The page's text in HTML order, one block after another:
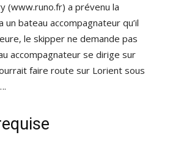
(www.runo.fr) a prévenu la
bateau accompagnateur qu’il
le skipper ne demande pas
accompagnateur se dirige sur
faire route sur Lorient sous